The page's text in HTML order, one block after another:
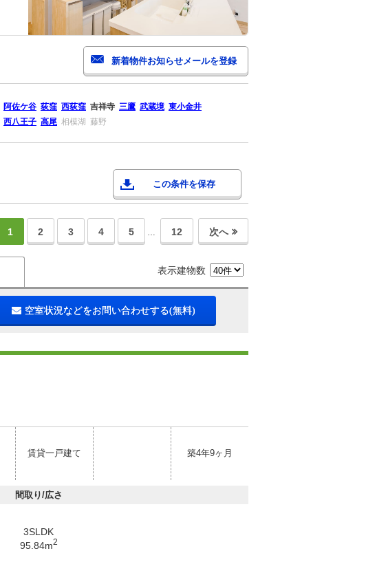
阿佐ケ谷 荻窪 西荻窪 吉祥寺 三鷹 武蔵境 東小金井
西八王子 高尾 相模湖 藤野
この条件を保存
1 2 3 4 5 … 12 次へ
表示建物数
空室状況などをお問い合わせする(無料)
賃貸一戸建て 築4年9ヶ月
間取り/広さ
3SLDK
95.84m2